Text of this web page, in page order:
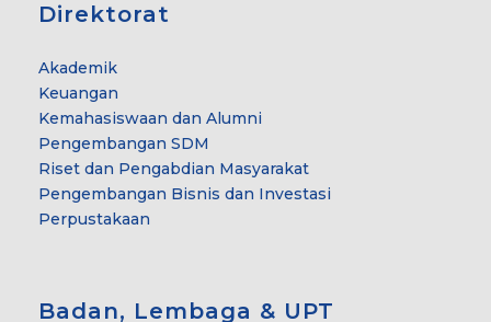
Direktorat
Akademik
Keuangan
Kemahasiswaan dan Alumni
Pengembangan SDM
Riset dan Pengabdian Masyarakat
Pengembangan Bisnis dan Investasi
Perpustakaan
Badan, Lembaga & UPT